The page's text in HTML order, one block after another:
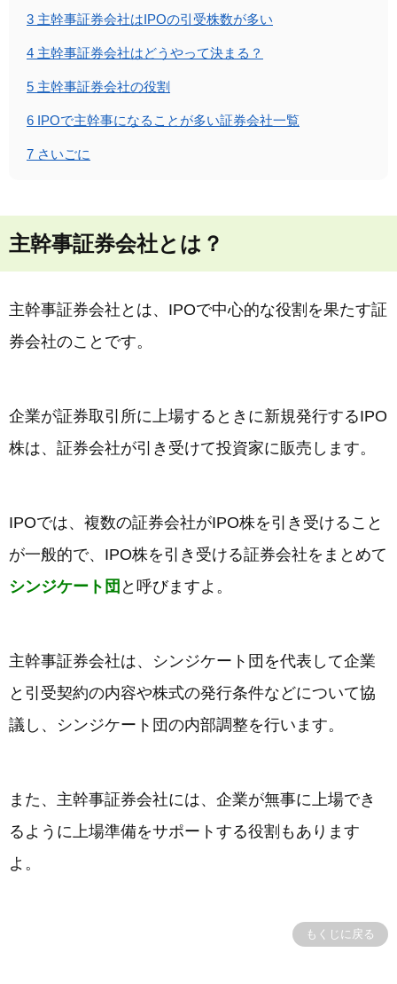
3 主幹事証券会社はIPOの引受株数が多い
4 主幹事証券会社はどうやって決まる？
5 主幹事証券会社の役割
6 IPOで主幹事になることが多い証券会社一覧
7 さいごに
主幹事証券会社とは？
主幹事証券会社とは、IPOで中心的な役割を果たす証
券会社のことです。
企業が証券取引所に上場するときに新規発行するIPO
株は、証券会社が引き受けて投資家に販売します。
IPOでは、複数の証券会社がIPO株を引き受けること
が一般的で、IPO株を引き受ける証券会社をまとめて
シンジケート団 と呼びますよ。
主幹事証券会社は、シンジケート団を代表して企業
と引受契約の内容や株式の発行条件などについて協
議し、シンジケート団の内部調整を行います。
また、主幹事証券会社には、企業が無事に上場でき
るように上場準備をサポートする役割もあります
よ。
もくじに戻る